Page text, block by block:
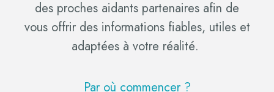
des proches aidants partenaires afin de
vous offrir des informations fiables, utiles et
adaptées à votre réalité.
Par où commencer ?